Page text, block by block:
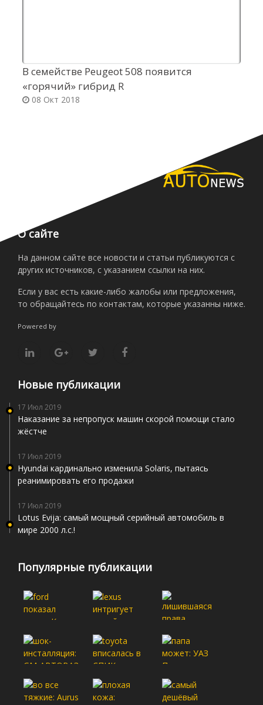
В семействе Peugeot 508 появится
«горячий» гибрид R
08 Окт 2018
О сайте
На данном сайте все новости и статьи публикуются с
других источников, с указанием ссылки на них.
Если у вас есть какие-либо жалобы или предложения,
то обращайтесь по контактам, которые указанны ниже.
Powered by
Новые публикации
17 Июл 2019
Наказание за непропуск машин скорой помощи стало
жёстче
17 Июл 2019
Hyundai кардинально изменила Solaris, пытаясь
реанимировать его продажи
17 Июл 2019
Lotus Evija: самый мощный серийный автомобиль в
мире 2000 л.с.!
Популярные публикации